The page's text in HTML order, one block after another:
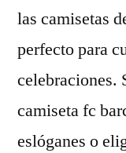
las camisetas
perfecto para
celebraciones.
camiseta fc
eslóganes o